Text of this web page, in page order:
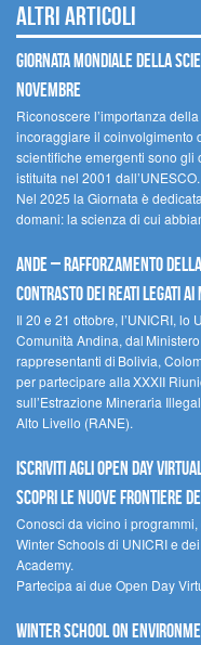
Altri articoli
Giornata mondiale della
novembre
Riconoscere l’importanza
incoraggiare il coinvolgimento
scientifiche emergenti sono gli
istituita nel 2001 dall’UNESCO.
Nel 2025 la Giornata è
domani: la scienza di cui
Ande – Rafforzamento
contrasto dei reati legati ai
Il 20 e 21 ottobre, l’UNICRI, lo
Comunità Andina, dal
rappresentanti di Bolivia,
per partecipare alla XXXII
sull’Estrazione Mineraria
Alto Livello (RANE).
Iscriviti agli Open Day
scopri le nuove frontiere
Conosci da vicino i
Winter Schools di UNICRI e
Academy.
Partecipa ai due Open Day
Winter School on